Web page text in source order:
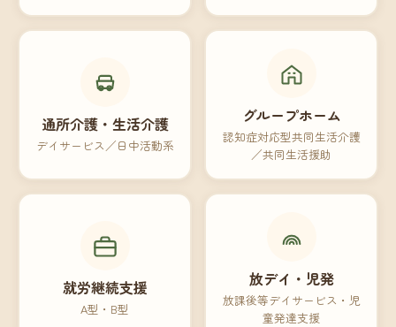
通所介護・生活介護
デイサービス／日中活動系
グループホーム
認知症対応型共同生活介護
／共同生活援助
就労継続支援
A型・B型
放デイ・児発
放課後等デイサービス・児
童発達支援